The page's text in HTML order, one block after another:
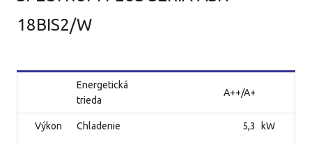
18BIS2/W
Energetická
trieda
A++/A+
Výkon Chladenie 5,3 kW